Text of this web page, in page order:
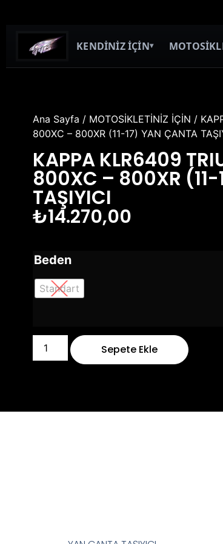
KENDİNİZ İÇİN▾
Ana Sayfa / MOTOSİKLETİNİZ İÇİN /
800XC – 800XR (11-17) YAN ÇANTA
KAPPA KLR6409
800XC – 800XR (11-
TAŞIYICI
₺14.270,00
Beden
Standart
Sepete Ekle